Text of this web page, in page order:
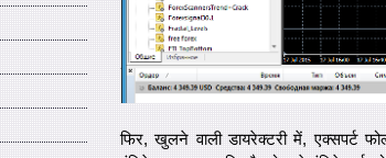
फिर, खुलने वाली डायरेक्टरी में, एक्सपर्ट